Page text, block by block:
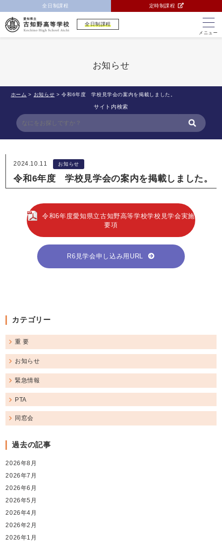
全日制課程 定時制課程
全日制課程
メニュー
お知らせ
ホーム > お知らせ >令和6年度 学校見学会の案内を掲載しました。
サイト内検索
2024.10.11 お知らせ
令和6年度 学校見学会の案内を掲載しました。
令和6年度愛知県立古知野高等学校学校見学会実施
要項
R6見学会申し込み用URL
カテゴリー
重 要
お知らせ
緊急情報
PTA
同窓会
過去の記事
2026年8月
2026年7月
2026年6月
2026年5月
2026年4月
2026年2月
2026年1月